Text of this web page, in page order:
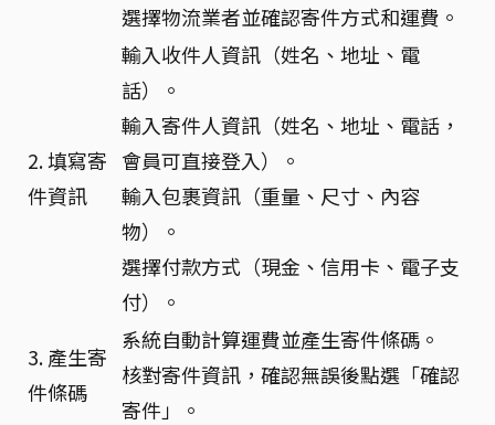
選擇物流業者並確認寄件方式和運費。
2. 填寫寄
件資訊
輸入收件人資訊（姓名、地址、電
話）。
輸入寄件人資訊（姓名、地址、電話，
會員可直接登入）。
輸入包裹資訊（重量、尺寸、內容
物）。
選擇付款方式（現金、信用卡、電子支
付）。
3. 產生寄
件條碼
系統自動計算運費並產生寄件條碼。
核對寄件資訊，確認無誤後點選「確認
寄件」。